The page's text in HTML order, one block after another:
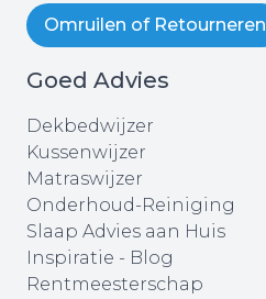
Omruilen of Retourneren
Goed Advies
Dekbedwijzer
Kussenwijzer
Matraswijzer
Onderhoud-Reiniging
Slaap Advies aan Huis
Inspiratie - Blog
Rentmeesterschap